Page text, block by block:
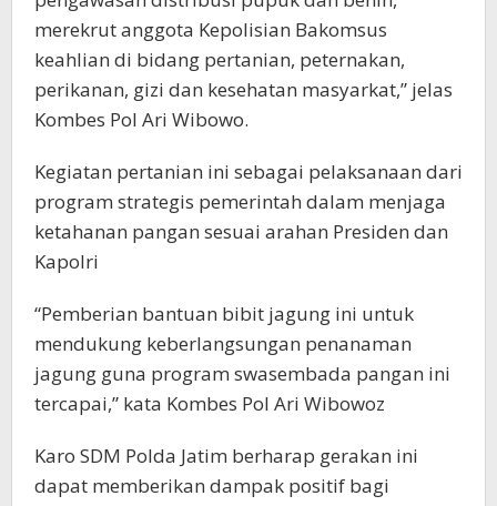
merekrut anggota Kepolisian Bakomsus
keahlian di bidang pertanian, peternakan,
perikanan, gizi dan kesehatan masyarkat,” jelas
Kombes Pol Ari Wibowo.
Kegiatan pertanian ini sebagai pelaksanaan dari
program strategis pemerintah dalam menjaga
ketahanan pangan sesuai arahan Presiden dan
Kapolri
“Pemberian bantuan bibit jagung ini untuk
mendukung keberlangsungan penanaman
jagung guna program swasembada pangan ini
tercapai,” kata Kombes Pol Ari Wibowoz
Karo SDM Polda Jatim berharap gerakan ini
dapat memberikan dampak positif bagi